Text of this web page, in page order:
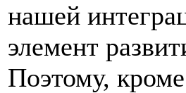
нашей
элемент
Поэтому,